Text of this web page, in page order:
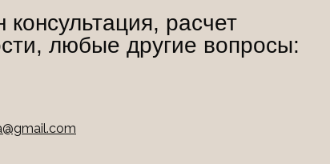
расчет
любые другие вопросы: